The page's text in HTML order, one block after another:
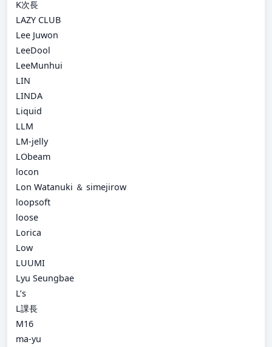
K次長
LAZY CLUB
Lee Juwon
LeeDool
LeeMunhui
LIN
LINDA
Liquid
LLM
LM-jelly
LObeam
locon
Lon Watanuki ＆ simejirow
loopsoft
loose
Lorica
Low
LUUMI
Lyu Seungbae
L’s
L課長
M16
ma-yu